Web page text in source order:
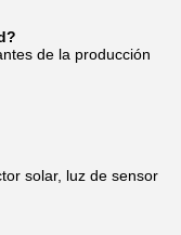
de la producción
solar, luz de sensor